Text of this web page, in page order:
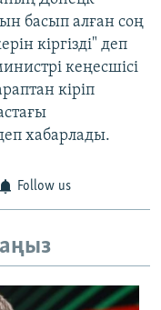
басып алған соң
кіргізді" деп
кеңесшісі
кіріп
хабарлады.
Follow us